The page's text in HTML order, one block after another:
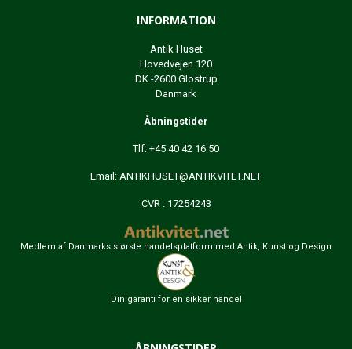
INFORMATION
Antik Huset
Hovedvejen 120
DK -2600 Glostrup
Danmark
Åbningstider
Tlf: +45 40 42 16 50
Email: ANTIKHUSET@ANTIKVITET.NET
CVR : 17254243
Medlem af Danmarks største handelsplatform med Antik, Kunst og Design
Din garanti for en sikker handel